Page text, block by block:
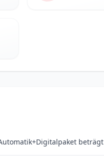
beträgt